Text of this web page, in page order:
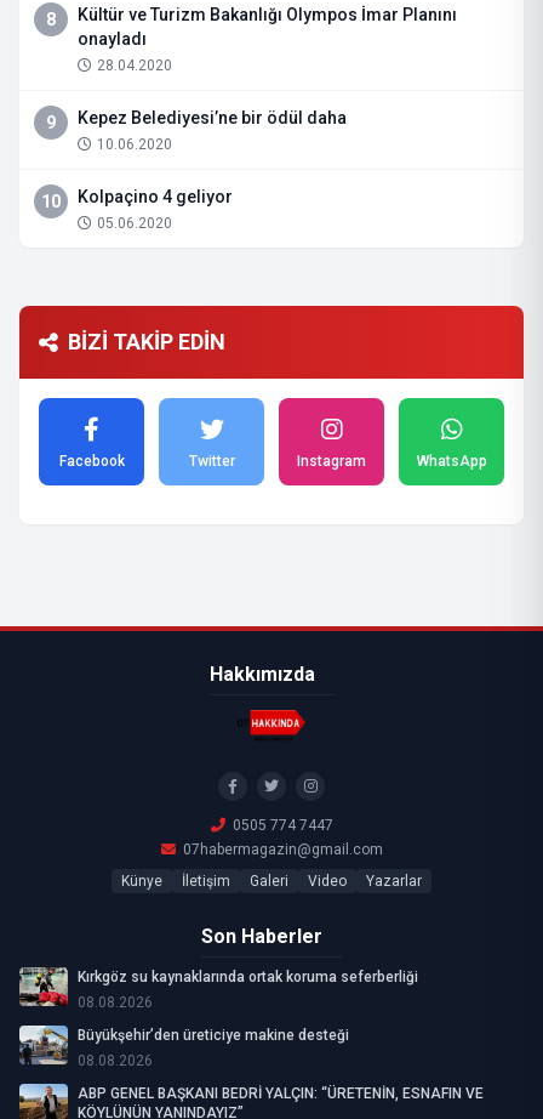
8
Kültür ve Turizm Bakanlığı Olympos İmar Planını
onayladı
28.04.2020
9 Kepez Belediyesi’ne bir ödül daha
10.06.2020
10 Kolpaçino 4 geliyor
05.06.2020
BİZİ TAKİP EDİN
Facebook Twitter Instagram WhatsApp
Hakkımızda
0505 774 7447
07habermagazin@gmail.com
Künye
İletişim Galeri Video Yazarlar
Son Haberler
Kırkgöz su kaynaklarında ortak koruma seferberliği
08.08.2026
Büyükşehir’den üreticiye makine desteği
08.08.2026
ABP GENEL BAŞKANI BEDRİ YALÇIN: “ÜRETENİN, ESNAFIN VE
KÖYLÜNÜN YANINDAYIZ”